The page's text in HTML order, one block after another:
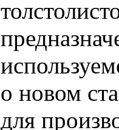
о новом
для